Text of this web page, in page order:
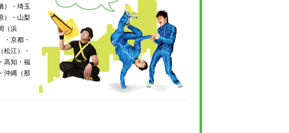
）・埼玉
）・山梨
（浜
・京都・
松江）・
高知・福
沖縄（那